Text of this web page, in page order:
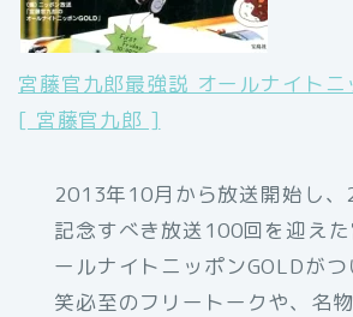
宮藤官九郎最強説 オールナイトニ
[ 宮藤官九郎 ]
2013年10月から放送開始し
記念すべき放送100回を迎え
ールナイトニッポンGOLDが
笑必至のフリートークや、名